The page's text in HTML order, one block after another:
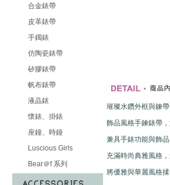
合金錶帶
皮革錶帶
手鐲錶
仿陶瓷錶帶
矽膠錶帶
帆布錶帶
液晶錶
懷錶、掛錶
座鐘、時鐘
Luscious Girls
Bear＠f 系列
璀璨水鑽外框與鍊
飾品風格手鍊錶帶
兼具手錶功能與飾
充滿時尚典雅風格，
將優雅與華麗風格